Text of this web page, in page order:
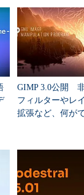
GIMP 3.0公開
フィルターやレ
拡張など、何が